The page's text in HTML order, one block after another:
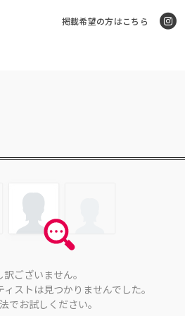
掲載希望の方はこちら
訳ございません。
ストは見つかりませんでした。
でお試しください。